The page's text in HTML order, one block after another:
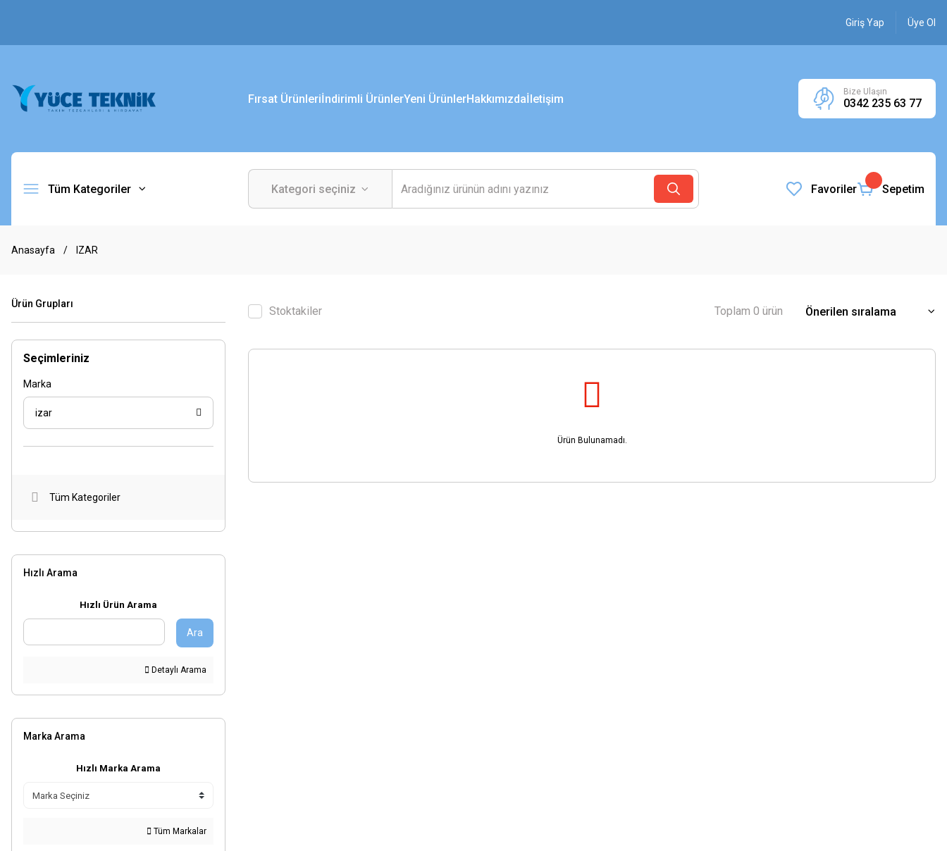
Giriş Yap Üye Ol
Fırsat Ürünleriİndirimli ÜrünlerYeni ÜrünlerHakkımızdaİletişim
Bize Ulaşın
0342 235 63 77
Tüm Kategoriler Favoriler Sepetim
Anasayfa IZAR
Ürün Grupları
Seçimleriniz
Marka
izar
Tüm Kategoriler
Hızlı Arama
Hızlı Ürün Arama
Ara
Detaylı Arama
Marka Arama
Hızlı Marka Arama
Tüm Markalar
Stoktakiler Toplam 0 ürün
Ürün Bulunamadı.